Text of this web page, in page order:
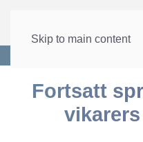
Skip to main content
Fortsatt